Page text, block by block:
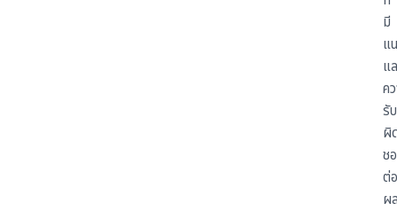
มี
แ
แ
ค
รับ
ผิ
ช
ต่อ
ผ